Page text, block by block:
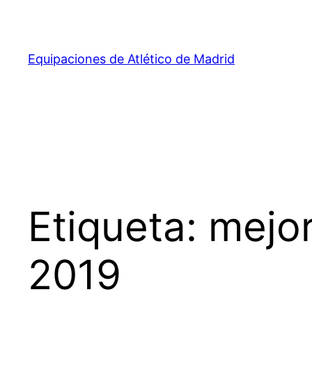
contenido
Equipaciones de Atlético de Madrid
Etiqueta:
2019